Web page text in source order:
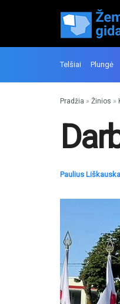
Telšiai Plungė
Pradžia » Žinios »
Paulius